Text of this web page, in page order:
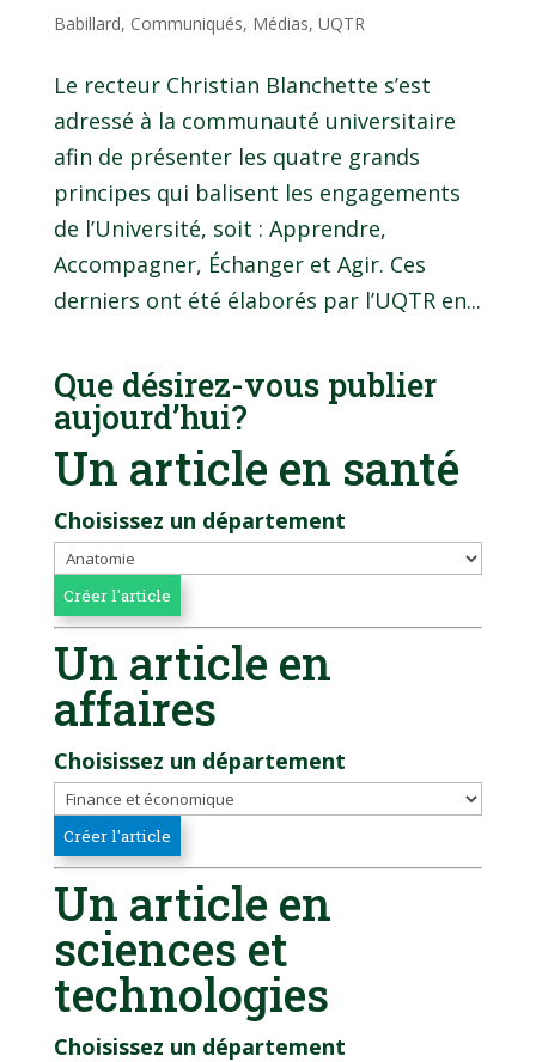
Babillard, Communiqués, Médias, UQTR
Le recteur Christian Blanchette s’est
adressé à la communauté universitaire
afin de présenter les quatre grands
principes qui balisent les engagements
de l’Université, soit : Apprendre,
Accompagner, Échanger et Agir. Ces
derniers ont été élaborés par l’UQTR en...
Que désirez-vous publier
aujourd’hui?
Un article en santé
Choisissez un département
Un article en
affaires
Choisissez un département
Un article en
sciences et
technologies
Choisissez un département